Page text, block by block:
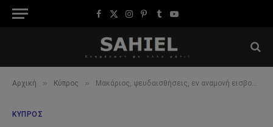
Facebook
X
Instagram
Pinterest
TumblrYouTube
Αρχική » Κύπρος » Μακάριος, ψευδαισθήσεις, εν αναμονή εισβολής και το σύνδρομο της ύβρεως…« Η Κύπρος είμαι εγώ»!
ΚΎΠΡΟΣ